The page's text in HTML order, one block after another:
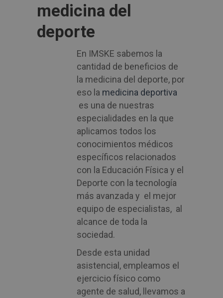
medicina del
deporte
En IMSKE sabemos la
cantidad de beneficios de
la medicina del deporte, por
eso la medicina deportiva
es una de nuestras
especialidades en la que
aplicamos todos los
conocimientos médicos
específicos relacionados
con la Educación Física y el
Deporte con la tecnología
más avanzada y el mejor
equipo de especialistas, al
alcance de toda la
sociedad.
Desde esta unidad
asistencial, empleamos el
ejercicio físico como
agente de salud, llevamos a